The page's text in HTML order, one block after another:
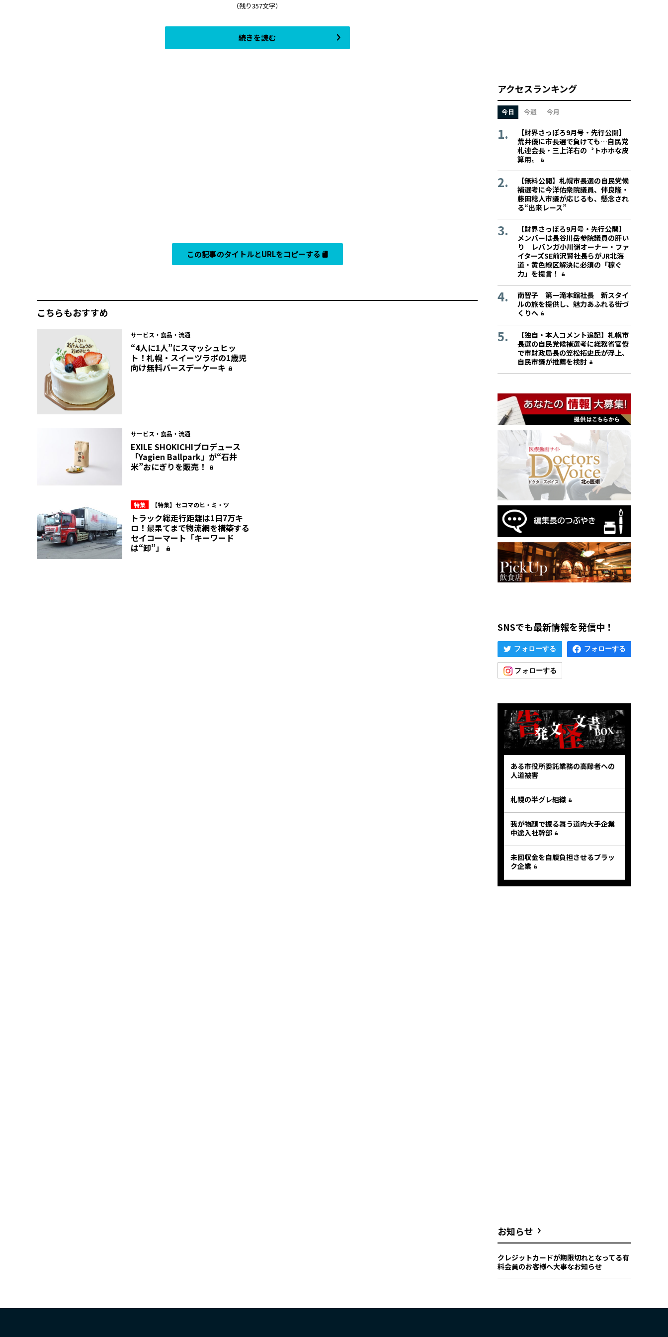
（残り357文字）
続きを読む
この記事のタイトルとURLをコピーする
こちらもおすすめ
サービス・食品・流通
“4人に1人”にスマッシュヒッ
ト！札幌・スイーツラボの1歳児
向け無料バースデーケーキ
サービス・食品・流通
EXILE SHOKICHIプロデュース
「Yagien Ballpark」が“石井
米”おにぎりを販売！
特集 【特集】セコマのヒ・ミ・ツ
トラック総走行距離は1日7万キ
ロ！最果てまで物流網を構築する
セイコーマート「キーワード
は“卸”」
アクセスランキング
今日 今週 今月
【財界さっぽろ9月号・先行公開】
荒井優に市長選で負けても…自民党
札連会長・三上洋右の〝トホホな皮
算用〟
【無料公開】札幌市長選の自民党候
補選考に今洋佑衆院議員、伴良隆・
藤田稔人市議が応じるも、懸念され
る“出来レース”
【財界さっぽろ9月号・先行公開】
メンバーは長谷川岳参院議員の肝い
り レバンガ小川嶺オーナー・ファ
イターズSE前沢賢社長らがJR北海
道・黄色線区解決に必須の「稼ぐ
力」を提言！
南智子 第一滝本館社長 新スタイ
ルの旅を提供し、魅力あふれる街づ
くりへ
【独自・本人コメント追記】札幌市
長選の自民党候補選考に総務省官僚
で市財政局長の笠松拓史氏が浮上、
自民市議が推薦を検討
SNSでも最新情報を発信中！
ある市役所委託業務の高齢者への
人道被害
札幌の半グレ組織
我が物顔で振る舞う道内大手企業
中途入社幹部
未回収金を自腹負担させるブラッ
ク企業
お知らせ
クレジットカードが期限切れとなってる有
料会員のお客様へ大事なお知らせ